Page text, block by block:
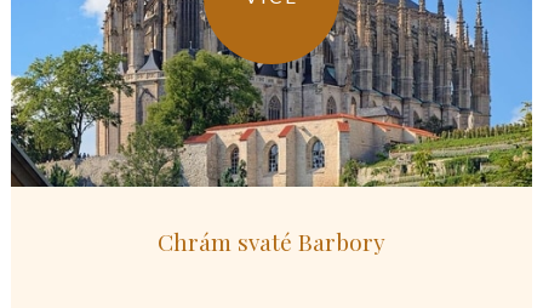
Chrám svaté Barbory